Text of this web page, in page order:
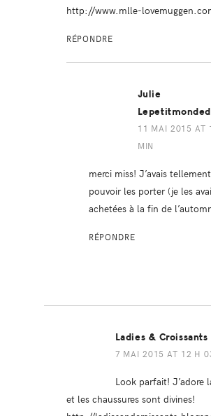
http://www.mlle-
RÉPONDRE
Julie
11 MAI 2015 AT
MIN
merci miss! J’avais
pouvoir les porter (je les
achetées à la fin de
RÉPONDRE
Ladies & Croissants
7 MAI 2015 AT 12 H
Look parfait! J’adore
et les chaussures sont divines!